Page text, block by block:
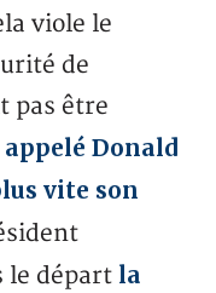
viole le
de
pas être
appelé Donald
vite son
le départ la